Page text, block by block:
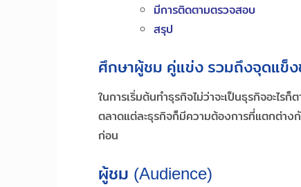
มีการติดตามตรวจสอบ
สรุป
ศึกษาผู้ชม คู่แข่ง รวมถึงจุดแข็
ในการเริ่มต้นทำธุรกิจไม่ว่าจะเป็นธุรกิจอะไร
ตลาดแต่ละธุรกิจก็มีความต้องการที่แตกต่าง
ก่อน
ผู้ชม (Audience)